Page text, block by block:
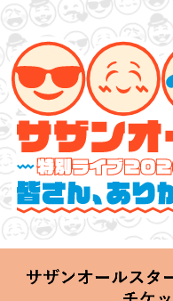
サザンオールスターズ
2020.06.25 Thu 20:00